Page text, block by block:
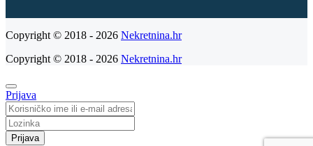
Copyright © 2018 - 2026 Nekretnina.hr
Copyright © 2018 - 2026 Nekretnina.hr
Prijava
Prijava